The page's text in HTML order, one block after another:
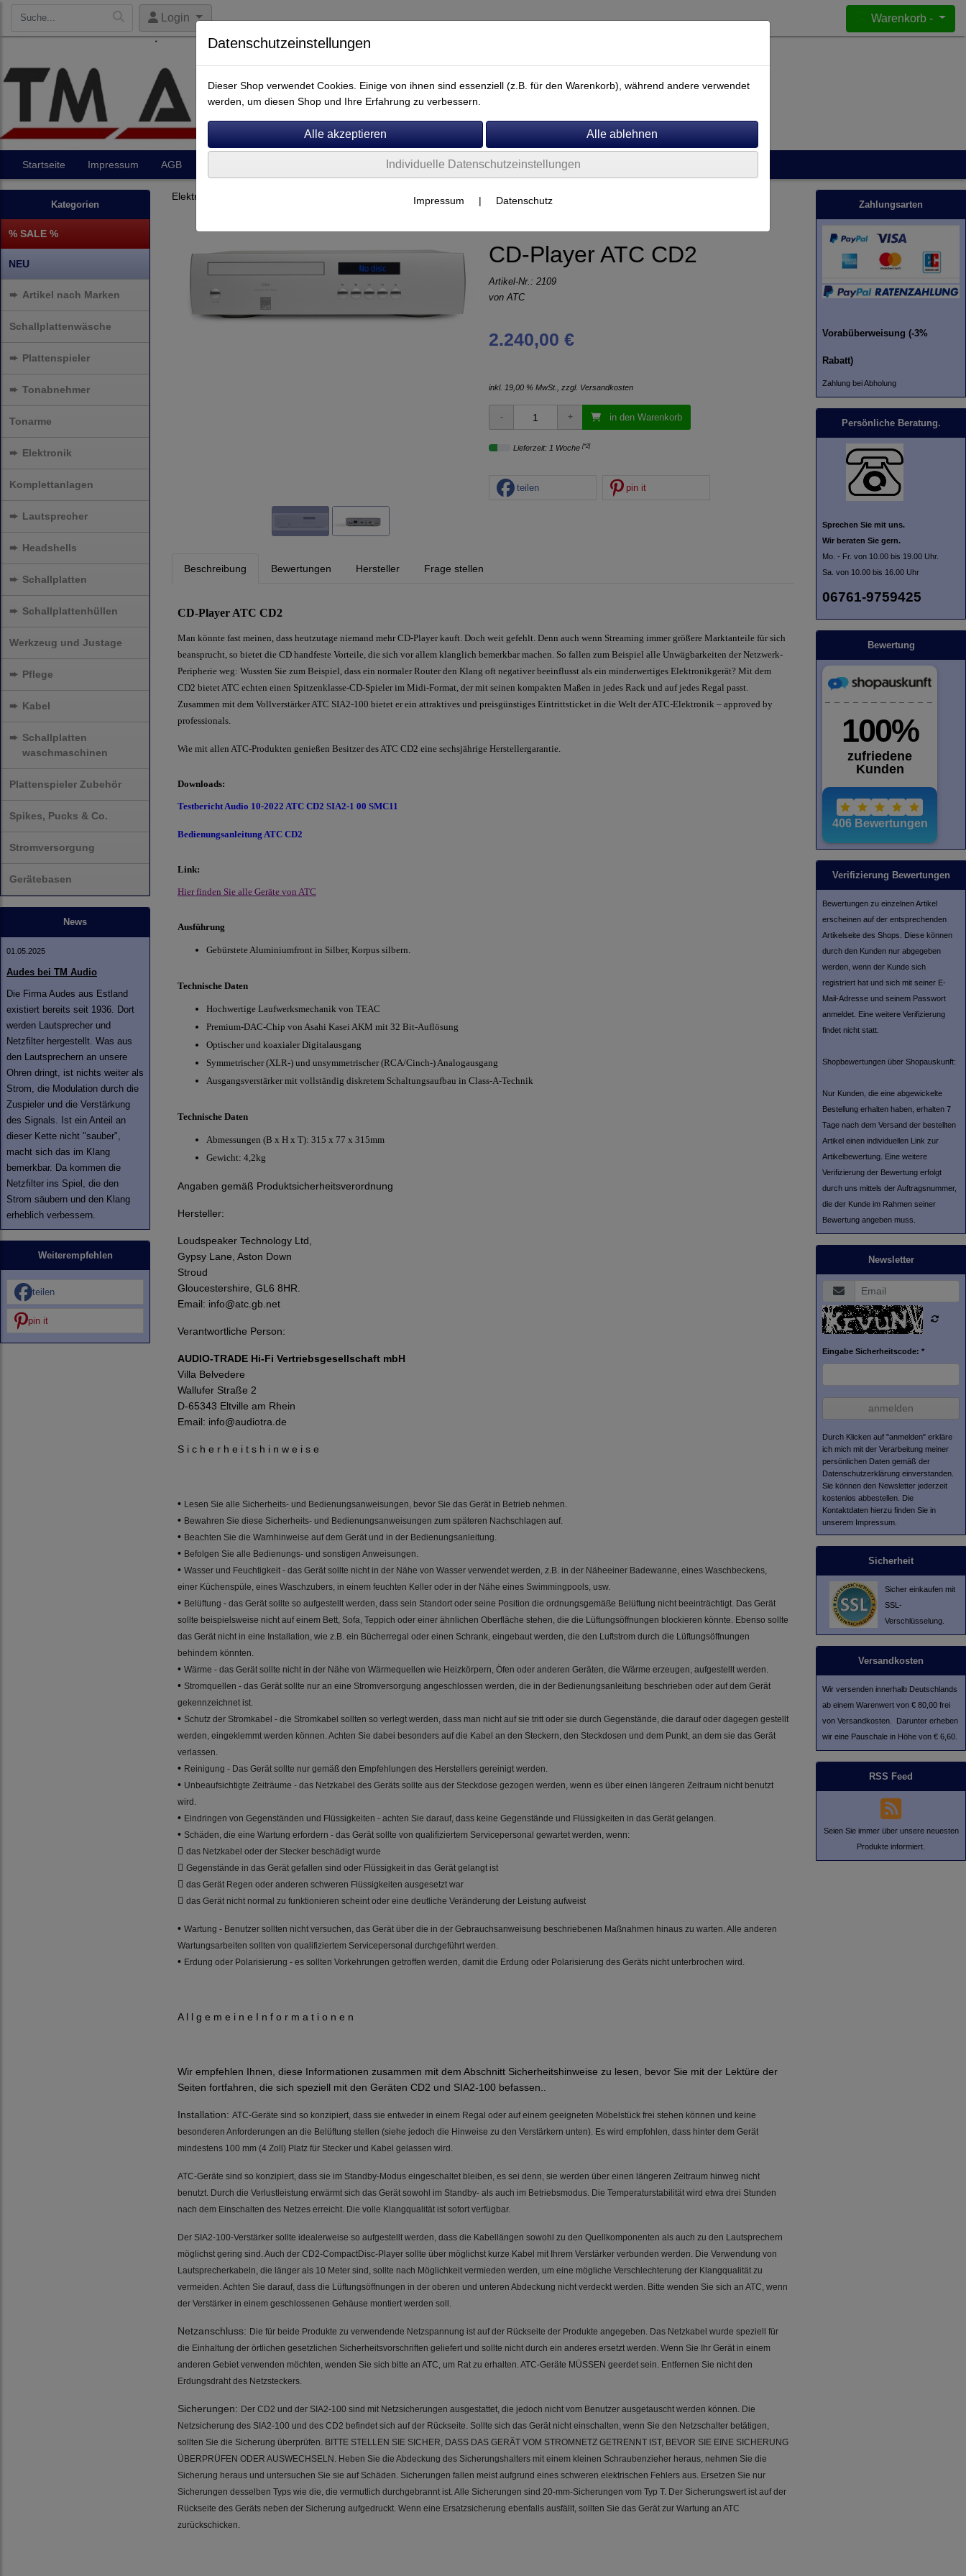
Login Warenkorb -
Startseite Impressum AGB
Kategorien
% SALE %
NEU
➨ Artikel nach Marken
Schallplattenwäsche
➨ Plattenspieler
➨ Tonabnehmer
Tonarme
➨ Elektronik
Komplettanlagen
➨ Lautsprecher
➨ Headshells
➨ Schallplatten
➨ Schallplattenhüllen
Werkzeug und Justage
➨ Pflege
➨ Kabel
➨ Schallplatten
waschmaschinen
Plattenspieler Zubehör
Spikes, Pucks & Co.
Stromversorgung
Gerätebasen
News
01.05.2025
Audes bei TM Audio
Die Firma Audes aus Estland
existiert bereits seit 1936. Dort
werden Lautsprecher und
Netzfilter hergestellt. Was aus
den Lautsprechern an unsere
Ohren dringt, ist nichts weiter als
Strom, die Modulation durch die
Zuspieler und die Verstärkung
des Signals. Ist ein Anteil an
dieser Kette nicht "sauber",
macht sich das im Klang
bemerkbar. Da kommen die
Netzfilter ins Spiel, die den
Strom säubern und den Klang
erheblich verbessern.
Weiterempfehlen
teilen
pin it
Elektronik
CD-Player ATC CD2
Artikel-Nr.: 2109
vonATC
2.240,00 €
inkl. 19,00 % MwSt., zzgl. Versandkosten
in den Warenkorb
Lieferzeit: 1 Woche [*2]
teilen pin it
Beschreibung Bewertungen Hersteller Frage stellen
CD-Player ATC CD2
Man könnte fast meinen, dass heutzutage niemand mehr CD-Player kauft. Doch weit gefehlt. Denn auch wenn Streaming immer größere Marktanteile für sich
beansprucht, so bietet die CD handfeste Vorteile, die sich vor allem klanglich bemerkbar machen. So fallen zum Beispiel alle Unwägbarkeiten der Netzwerk-
Peripherie weg: Wussten Sie zum Beispiel, dass ein normaler Router den Klang oft negativer beeinflusst als ein minderwertiges Elektronikgerät? Mit dem
CD2 bietet ATC echten einen Spitzenklasse-CD-Spieler im Midi-Format, der mit seinen kompakten Maßen in jedes Rack und auf jedes Regal passt.
Zusammen mit dem Vollverstärker ATC SIA2-100 bietet er ein attraktives und preisgünstiges Eintrittsticket in die Welt der ATC-Elektronik – approved by
professionals.
Wie mit allen ATC-Produkten genießen Besitzer des ATC CD2 eine sechsjährige Herstellergarantie.
Downloads:
Testbericht Audio 10-2022 ATC CD2 SIA2-1 00 SMC11
Bedienungsanleitung ATC CD2
Link:
Hier finden Sie alle Geräte von ATC
Ausführung
Gebürstete Aluminiumfront in Silber, Korpus silbern.
Technische Daten
Hochwertige Laufwerksmechanik von TEAC
Premium-DAC-Chip von Asahi Kasei AKM mit 32 Bit-Auflösung
Optischer und koaxialer Digitalausgang
Symmetrischer (XLR-) und unsymmetrischer (RCA/Cinch-) Analogausgang
Ausgangsverstärker mit vollständig diskretem Schaltungsaufbau in Class-A-Technik
Technische Daten
Abmessungen (B x H x T): 315 x 77 x 315mm
Gewicht: 4,2kg
Angaben gemäß Produktsicherheitsverordnung
Hersteller:
Loudspeaker Technology Ltd,
Gypsy Lane, Aston Down
Stroud
Gloucestershire, GL6 8HR.
Email: info@atc.gb.net
Verantwortliche Person:
AUDIO-TRADE Hi-Fi Vertriebsgesellschaft mbH
Villa Belvedere
Wallufer Straße 2
D-65343 Eltville am Rhein
Email: info@audiotra.de
S i c h e r h e i t s h i n w e i s e
• Lesen Sie alle Sicherheits- und Bedienungsanweisungen, bevor Sie das Gerät in Betrieb nehmen.
• Bewahren Sie diese Sicherheits- und Bedienungsanweisungen zum späteren Nachschlagen auf.
• Beachten Sie die Warnhinweise auf dem Gerät und in der Bedienungsanleitung.
• Befolgen Sie alle Bedienungs- und sonstigen Anweisungen.
• Wasser und Feuchtigkeit - das Gerät sollte nicht in der Nähe von Wasser verwendet werden, z.B. in der Näheeiner Badewanne, eines Waschbeckens,
einer Küchenspüle, eines Waschzubers, in einem feuchten Keller oder in der Nähe eines Swimmingpools, usw.
• Belüftung - das Gerät sollte so aufgestellt werden, dass sein Standort oder seine Position die ordnungsgemäße Belüftung nicht beeinträchtigt. Das Gerät
sollte beispielsweise nicht auf einem Bett, Sofa, Teppich oder einer ähnlichen Oberfläche stehen, die die Lüftungsöffnungen blockieren könnte. Ebenso sollte
das Gerät nicht in eine Installation, wie z.B. ein Bücherregal oder einen Schrank, eingebaut werden, die den Luftstrom durch die Lüftungsöffnungen
behindern könnten.
• Wärme - das Gerät sollte nicht in der Nähe von Wärmequellen wie Heizkörpern, Öfen oder anderen Geräten, die Wärme erzeugen, aufgestellt werden.
• Stromquellen - das Gerät sollte nur an eine Stromversorgung angeschlossen werden, die in der Bedienungsanleitung beschrieben oder auf dem Gerät
gekennzeichnet ist.
• Schutz der Stromkabel - die Stromkabel sollten so verlegt werden, dass man nicht auf sie tritt oder sie durch Gegenstände, die darauf oder dagegen gestellt
werden, eingeklemmt werden können. Achten Sie dabei besonders auf die Kabel an den Steckern, den Steckdosen und dem Punkt, an dem sie das Gerät
verlassen.
• Reinigung - Das Gerät sollte nur gemäß den Empfehlungen des Herstellers gereinigt werden.
• Unbeaufsichtigte Zeiträume - das Netzkabel des Geräts sollte aus der Steckdose gezogen werden, wenn es über einen längeren Zeitraum nicht benutzt
wird.
• Eindringen von Gegenständen und Flüssigkeiten - achten Sie darauf, dass keine Gegenstände und Flüssigkeiten in das Gerät gelangen.
• Schäden, die eine Wartung erfordern - das Gerät sollte von qualifiziertem Servicepersonal gewartet werden, wenn:
 das Netzkabel oder der Stecker beschädigt wurde
 Gegenstände in das Gerät gefallen sind oder Flüssigkeit in das Gerät gelangt ist
 das Gerät Regen oder anderen schweren Flüssigkeiten ausgesetzt war
 das Gerät nicht normal zu funktionieren scheint oder eine deutliche Veränderung der Leistung aufweist
• Wartung - Benutzer sollten nicht versuchen, das Gerät über die in der Gebrauchsanweisung beschriebenen Maßnahmen hinaus zu warten. Alle anderen
Wartungsarbeiten sollten von qualifiziertem Servicepersonal durchgeführt werden.
• Erdung oder Polarisierung - es sollten Vorkehrungen getroffen werden, damit die Erdung oder Polarisierung des Geräts nicht unterbrochen wird.
A l l g e m e i n e I n f o r m a t i o n e n
Wir empfehlen Ihnen, diese Informationen zusammen mit dem Abschnitt Sicherheitshinweise zu lesen, bevor Sie mit der Lektüre der
Seiten fortfahren, die sich speziell mit den Geräten CD2 und SIA2-100 befassen..
Installation: ATC-Geräte sind so konzipiert, dass sie entweder in einem Regal oder auf einem geeigneten Möbelstück frei stehen können und keine
besonderen Anforderungen an die Belüftung stellen (siehe jedoch die Hinweise zu den Verstärkern unten). Es wird empfohlen, dass hinter dem Gerät
mindestens 100 mm (4 Zoll) Platz für Stecker und Kabel gelassen wird.
ATC-Geräte sind so konzipiert, dass sie im Standby-Modus eingeschaltet bleiben, es sei denn, sie werden über einen längeren Zeitraum hinweg nicht
benutzt. Durch die Verlustleistung erwärmt sich das Gerät sowohl im Standby- als auch im Betriebsmodus. Die Temperaturstabilität wird etwa drei Stunden
nach dem Einschalten des Netzes erreicht. Die volle Klangqualität ist sofort verfügbar.
Der SIA2-100-Verstärker sollte idealerweise so aufgestellt werden, dass die Kabellängen sowohl zu den Quellkomponenten als auch zu den Lautsprechern
möglichst gering sind. Auch der CD2-CompactDisc-Player sollte über möglichst kurze Kabel mit Ihrem Verstärker verbunden werden. Die Verwendung von
Lautsprecherkabeln, die länger als 10 Meter sind, sollte nach Möglichkeit vermieden werden, um eine mögliche Verschlechterung der Klangqualität zu
vermeiden. Achten Sie darauf, dass die Lüftungsöffnungen in der oberen und unteren Abdeckung nicht verdeckt werden. Bitte wenden Sie sich an ATC, wenn
der Verstärker in einem geschlossenen Gehäuse montiert werden soll.
Netzanschluss: Die für beide Produkte zu verwendende Netzspannung ist auf der Rückseite der Produkte angegeben. Das Netzkabel wurde speziell für
die Einhaltung der örtlichen gesetzlichen Sicherheitsvorschriften geliefert und sollte nicht durch ein anderes ersetzt werden. Wenn Sie Ihr Gerät in einem
anderen Gebiet verwenden möchten, wenden Sie sich bitte an ATC, um Rat zu erhalten. ATC-Geräte MÜSSEN geerdet sein. Entfernen Sie nicht den
Erdungsdraht des Netzsteckers.
Sicherungen: Der CD2 und der SIA2-100 sind mit Netzsicherungen ausgestattet, die jedoch nicht vom Benutzer ausgetauscht werden können. Die
Netzsicherung des SIA2-100 und des CD2 befindet sich auf der Rückseite. Sollte sich das Gerät nicht einschalten, wenn Sie den Netzschalter betätigen,
sollten Sie die Sicherung überprüfen. BITTE STELLEN SIE SICHER, DASS DAS GERÄT VOM STROMNETZ GETRENNT IST, BEVOR SIE EINE SICHERUNG
ÜBERPRÜFEN ODER AUSWECHSELN. Heben Sie die Abdeckung des Sicherungshalters mit einem kleinen Schraubenzieher heraus, nehmen Sie die
Sicherung heraus und untersuchen Sie sie auf Schäden. Sicherungen fallen meist aufgrund eines schweren elektrischen Fehlers aus. Ersetzen Sie nur
Sicherungen desselben Typs wie die, die vermutlich durchgebrannt ist. Alle Sicherungen sind 20-mm-Sicherungen vom Typ T. Der Sicherungswert ist auf der
Rückseite des Geräts neben der Sicherung aufgedruckt. Wenn eine Ersatzsicherung ebenfalls ausfällt, sollten Sie das Gerät zur Wartung an ATC
zurückschicken.
Zahlungsarten
Vorabüberweisung (-3%
Rabatt)
Zahlung bei Abholung
Persönliche Beratung.
Sprechen Sie mit uns.
Wir beraten Sie gern.
Mo. - Fr. von 10.00 bis 19.00 Uhr.
Sa. von 10.00 bis 16.00 Uhr
06761-9759425
Bewertung
Verifizierung Bewertungen
Bewertungen zu einzelnen Artikel
erscheinen auf der entsprechenden
Artikelseite des Shops. Diese können
durch den Kunden nur abgegeben
werden, wenn der Kunde sich
registriert hat und sich mit seiner E-
Mail-Adresse und seinem Passwort
anmeldet. Eine weitere Verifizierung
findet nicht statt.
Shopbewertungen über Shopauskunft:
Nur Kunden, die eine abgewickelte
Bestellung erhalten haben, erhalten 7
Tage nach dem Versand der bestellten
Artikel einen individuellen Link zur
Artikelbewertung. Eine weitere
Verifizierung der Bewertung erfolgt
durch uns mittels der Auftragsnummer,
die der Kunde im Rahmen seiner
Bewertung angeben muss.
Newsletter
Eingabe Sicherheitscode: *
anmelden
Durch Klicken auf "anmelden" erkläre
ich mich mit der Verarbeitung meiner
persönlichen Daten gemäß der
Datenschutzerklärung einverstanden.
Sie können den Newsletter jederzeit
kostenlos abbestellen. Die
Kontaktdaten hierzu finden Sie in
unserem Impressum.
Sicherheit
Sicher einkaufen mit
SSL-
Verschlüsselung.
Versandkosten
Wir versenden innerhalb Deutschlands
ab einem Warenwert von € 80,00 frei
von Versandkosten. Darunter erheben
wir eine Pauschale in Höhe von € 6,60.
RSS Feed
Seien Sie immer über unsere neuesten
Produkte informiert.
Datenschutzeinstellungen
Dieser Shop verwendet Cookies. Einige von ihnen sind essenziell (z.B. für den Warenkorb), während andere verwendet
werden, um diesen Shop und Ihre Erfahrung zu verbessern.
Individuelle Datenschutzeinstellungen
Impressum | Datenschutz